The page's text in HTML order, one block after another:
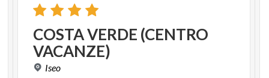
COSTAVERDE (CENTRO
VACANZE)
Iseo